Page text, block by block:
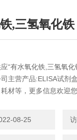
,三氢氧化铁
应“有水氧化铁,三氢氧
主营产品:ELISA试剂
材等，更多信息欢迎您
08-25